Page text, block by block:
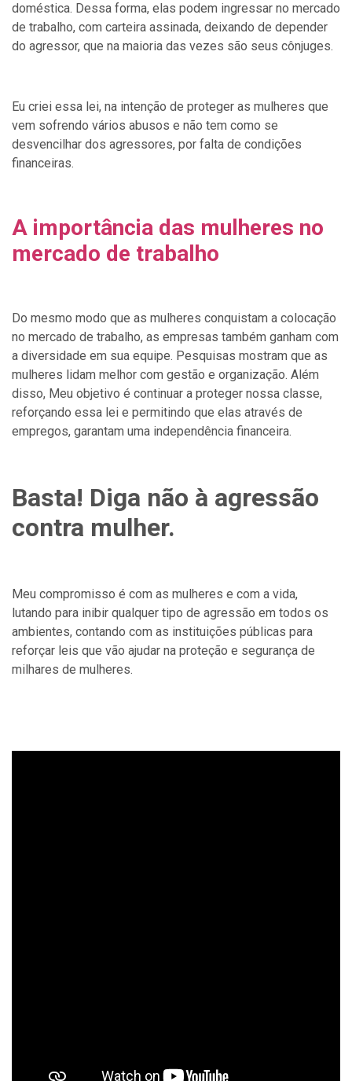
doméstica. Dessa forma, elas podem ingressar no mercado
de trabalho, com carteira assinada, deixando de depender
do agressor, que na maioria das vezes são seus cônjuges.
Eu criei essa lei, na intenção de proteger as mulheres que
vem sofrendo vários abusos e não tem como se
desvencilhar dos agressores, por falta de condições
financeiras.
A importância das mulheres no
mercado de trabalho
Do mesmo modo que as mulheres conquistam a colocação
no mercado de trabalho, as empresas também ganham com
a diversidade em sua equipe. Pesquisas mostram que as
mulheres lidam melhor com gestão e organização. Além
disso, Meu objetivo é continuar a proteger nossa classe,
reforçando essa lei e permitindo que elas através de
empregos, garantam uma independência financeira.
Basta! Diga não à agressão
contra mulher.
Meu compromisso é com as mulheres e com a vida,
lutando para inibir qualquer tipo de agressão em todos os
ambientes, contando com as instituições públicas para
reforçar leis que vão ajudar na proteção e segurança de
milhares de mulheres.